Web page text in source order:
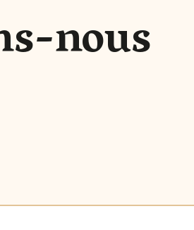
nous